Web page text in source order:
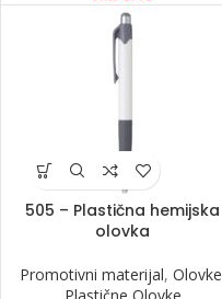
505 – Plastična hemijska
olovka
Promotivni materijal, Olovke